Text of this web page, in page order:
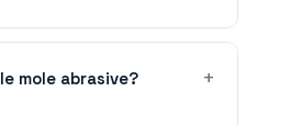
mole abrasive?